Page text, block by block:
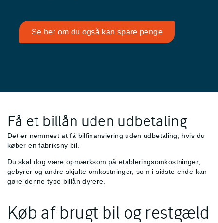
Se her om du også kan spare penge
Få et billån uden udbetaling
Det er nemmest at få bilfinansiering uden udbetaling, hvis du
køber en fabriksny bil.
Du skal dog være opmærksom på etableringsomkostninger,
gebyrer og andre skjulte omkostninger, som i sidste ende kan
gøre denne type billån dyrere.
Køb af brugt bil og restgæld